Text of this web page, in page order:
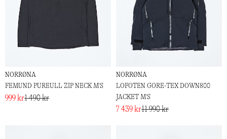
NORRØNA
FEMUND PUREULL ZIP NECK M'S
999 kr1 490 kr
NORRØNA
LOFOTEN GORE-TEX DOWN800
JACKET M'S
7 439 kr11 990 kr